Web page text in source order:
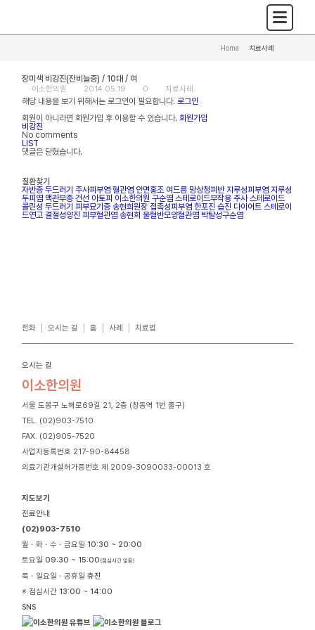
Home 치료사례
장미색 비강진(잔비늘증) / 10대 / 여
이소한의원 2014.05.19 0 치료사례
해당 내용을 보기 위해서는 로그인이 필요합니다.로그인
회원이 아니라면 회원가입 후 이용할 수 있습니다.회원가입
비강진
No comments
LIST
댓글은 닫혔습니다.
질환찾기
자반증 두드러기 주사피부염 혈관염 안면홍조 여드름 망상청피반 지루성피부염 지루성
두피염 맥관부종 건선 아토피 이소한의원 구순염 스테로이드부작용 주사 스테로이드
콜린성 두드러기 피부묘기증 송현희원장 접촉성피부염 한포진 습진 다이어트 스테로이
드연고 결절성양진 피부혈관염 송현희 울혈반모양혈관염 박탈성구순염
전화 오시는 길 홈 사례 치료법
오시는 길
이소한의원
서울 도봉구 노해로69길 21, 2층 (창동역 1번 출구)
TEL. (02)903-7510
FAX. (02)905-7520
사업자등록번호 217-90-84458
의료기관개설허가증번호 제 2009-3090033-00013 호
지도보기
진료안내
(02)903-7510
월ㆍ화ㆍ수ㆍ금요일10:30 ~ 20:00
토요일09:30 ~ 15:00 (점심시간 없음)
목ㆍ일요일ㆍ공휴일휴진
※ 점심시간13:00 ~ 14:00
SNS